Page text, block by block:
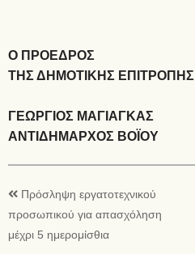
Ο ΠΡΟΕΔΡΟΣ
ΤΗΣ ΔΗΜΟΤΙΚΗΣ ΕΠΙΤΡΟΠΗΣ
ΓΕΩΡΓΙΟΣ ΜΑΓΙΑΓΚΑΣ
ΑΝΤΙΔΗΜΑΡΧΟΣ ΒΟΪΟΥ
Πρόσληψη εργατοτεχνικού
προσωπικού για απασχόληση
μέχρι 5 ημερομίσθια